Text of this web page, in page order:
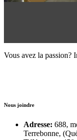
Vous avez la passion?
Nous joindre
Adresse: 688,
Terrebonne,